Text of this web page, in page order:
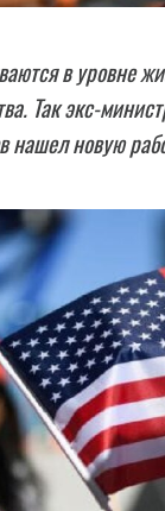
в уровне
Так экс-
нашел новую